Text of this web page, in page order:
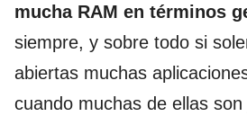
mucha RAM en términos
siempre, y sobre todo si
abiertas muchas
cuando muchas de ellas son